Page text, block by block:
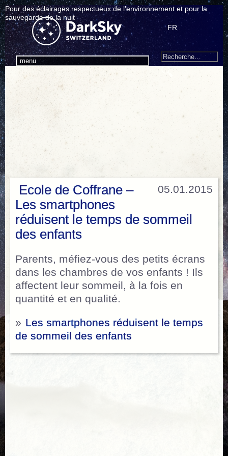
Pour des éclairages respectueux de l’environnement et pour la
sauvegarde de la nuit
menu
FR
Search
Recherche
05.01.2015
Ecole de Coffrane –
Les smartphones
réduisent le temps de sommeil
des enfants
Parents, méfiez-vous des petits écrans
dans les chambres de vos enfants ! Ils
affectent leur sommeil, à la fois en
quantité et en qualité.
» Les smartphones réduisent le temps
de sommeil des enfants